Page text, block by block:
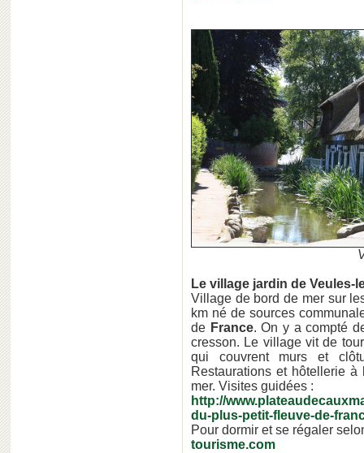
Le village jardin de Veules-
Village de bord de mer sur
km né de sources
de France. On y a compté
cresson. Le village vit de
qui couvrent murs et
Restaurations et hôtellerie
mer. Visites guidées :
http://
du-plus-petit-fleuve-de-
Pour dormir et se régaler
tourisme.com